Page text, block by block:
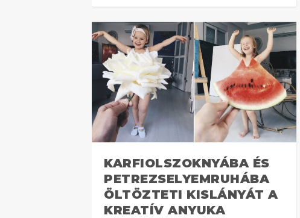
KARFIOLSZOKNYÁBA ÉS
PETREZSELYEMRUHÁBA
ÖLTÖZTETI KISLÁNYÁT A
KREATÍV ANYUKA